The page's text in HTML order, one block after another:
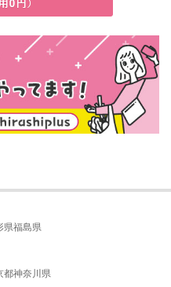
県福島県
都神奈川県